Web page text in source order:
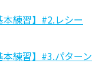
本練習】#2.レシー
本練習】#3.パターン